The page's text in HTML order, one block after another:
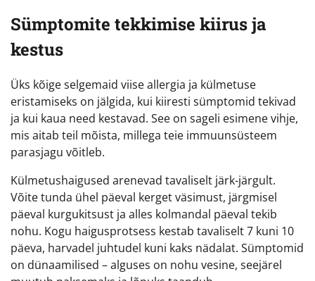
Sümptomite tekkimise kiirus ja
kestus
Üks kõige selgemaid viise allergia ja külmetuse
eristamiseks on jälgida, kui kiiresti sümptomid tekivad
ja kui kaua need kestavad. See on sageli esimene vihje,
mis aitab teil mõista, millega teie immuunsüsteem
parasjagu võitleb.
Külmetushaigused arenevad tavaliselt järk-järgult.
Võite tunda ühel päeval kerget väsimust, järgmisel
päeval kurgukitsust ja alles kolmandal päeval tekib
nohu. Kogu haigusprotsess kestab tavaliselt 7 kuni 10
päeva, harvadel juhtudel kuni kaks nädalat. Sümptomid
on dünaamilised – alguses on nohu vesine, seejärel